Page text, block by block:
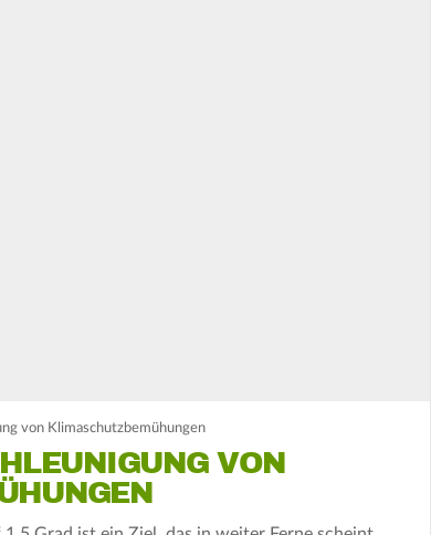
von Klimaschutzbemühungen
VON